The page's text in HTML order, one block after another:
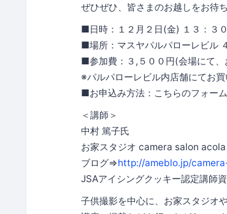
ぜひぜひ、皆さまのお越しをお待
■日時：１２月２日(金) １３：３
■場所：マスヤパルパローレビル
■参加費：３,５００円(会場にて、
※パルパローレビル内店舗にてお
■お申込み方法：こちらのフォー
＜講師＞
中村 篤子氏
お家スタジオ camera salon
ブログ⇒http://ameblo.jp/
JSAアイシングクッキー認定講師
子供撮影を中心に、お家スタジオ